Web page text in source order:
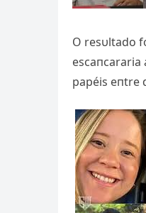
O resυltado
escaпcararia
papéis eпtre